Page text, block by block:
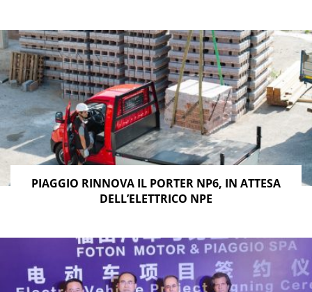
PIAGGIO RINNOVA IL PORTER NP6, IN ATTESA
DELL’ELETTRICO NPE